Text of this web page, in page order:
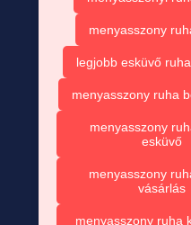
menyasszony
legjobb esküvő
menyasszony ruha
menyasszony
esküvő
menyasszony
vásárlás
menyasszony ruha